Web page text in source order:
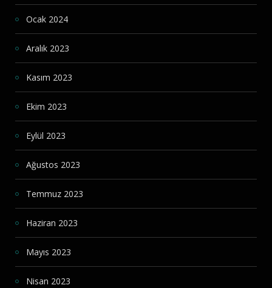
Ocak 2024
Aralık 2023
Kasım 2023
Ekim 2023
Eylül 2023
Ağustos 2023
Temmuz 2023
Haziran 2023
Mayıs 2023
Nisan 2023